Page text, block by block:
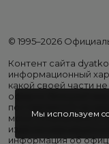
© 1995–2026
Контент сайта
информационный
какой своей части
оферта. Внешний
поставляемой
могут отличаться от
изделия
информация об
Мы используем